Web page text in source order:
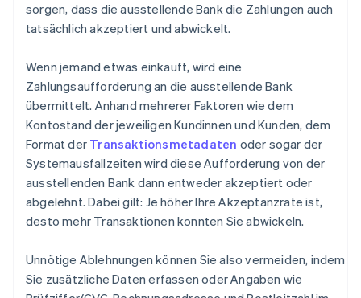
sorgen, dass die ausstellende Bank die Zahlungen auch
tatsächlich akzeptiert und abwickelt.
Wenn jemand etwas einkauft, wird eine
Zahlungsaufforderung an die ausstellende Bank
übermittelt. Anhand mehrerer Faktoren wie dem
Kontostand der jeweiligen Kundinnen und Kunden, dem
Format der Transaktionsmetadaten oder sogar der
Systemausfallzeiten wird diese Aufforderung von der
ausstellenden Bank dann entweder akzeptiert oder
abgelehnt. Dabei gilt: Je höher Ihre Akzeptanzrate ist,
desto mehr Transaktionen konnten Sie abwickeln.
Unnötige Ablehnungen können Sie also vermeiden, indem
Sie zusätzliche Daten erfassen oder Angaben wie